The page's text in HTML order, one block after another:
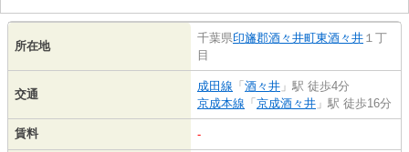
所在地
千葉県印旛郡酒々井町東酒々井 １丁
目
交通
成田線 「 酒々井 」駅 徒歩4分
京成本線 「 京成酒々井 」駅 徒歩16分
賃料 -